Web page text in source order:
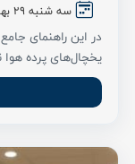
سه شنبه ۲۹ بهمن ۱۴۰۴
در این راهنمای
یخچال‌های پرده هوا